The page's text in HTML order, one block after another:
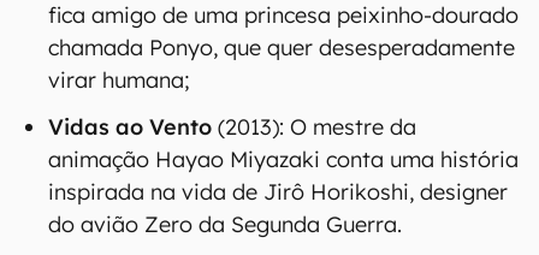
fica amigo de uma princesa peixinho-dourado
chamada Ponyo, que quer desesperadamente
virar humana;
Vidas ao Vento (2013): O mestre da
animação Hayao Miyazaki conta uma história
inspirada na vida de Jirô Horikoshi, designer
do avião Zero da Segunda Guerra.